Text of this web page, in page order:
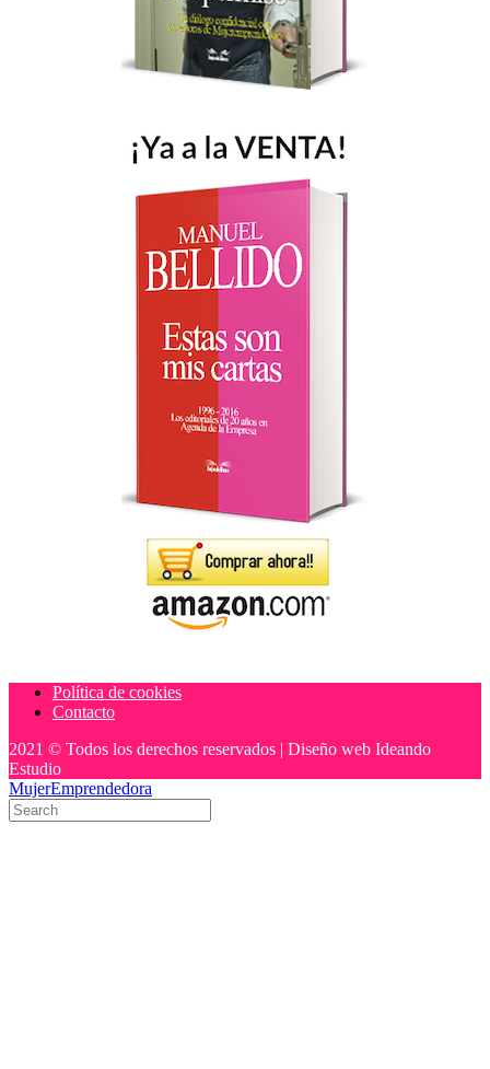
Política de cookies
Contacto
2021 © Todos los derechos reservados | Diseño web Ideando
Estudio
MujerEmprendedora